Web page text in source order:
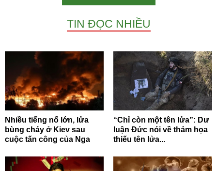
TIN ĐỌC NHIỀU
Nhiều tiếng nổ lớn, lửa
bùng cháy ở Kiev sau
cuộc tấn công của Nga
“Chỉ còn một tên lửa”: Dư
luận Đức nói về thảm họa
thiếu tên lửa...